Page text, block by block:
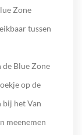
Zone
tussen
de Blue Zone
op de
bij het Van
meenemen